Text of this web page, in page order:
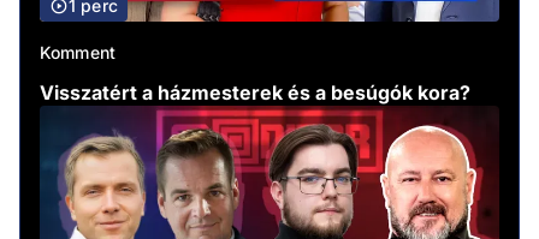
1 perc
Komment
Visszatért a házmesterek és a besúgók kora?